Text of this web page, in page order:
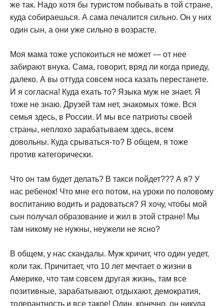
же так. Надо хотя бы туристом побывать в той стране,
куда собираешься. А сама печалится сильно. Он у них
один сын, а они уже сильно в возрасте.
Моя мама тоже успокоиться не может — от нее
забирают внука. Сама, говорит, вряд ли когда приеду,
далеко. А вы оттуда совсем носа казать перестанете.
И я согласна! Куда ехать то? Языка муж не знает. Я
тоже не знаю. Друзей там нет, знакомых тоже. Вся
семья здесь, в России. И мы все патриоты своей
страны, неплохо зарабатываем здесь, всем
довольны. Куда срываться-то? В общем, я тоже
против категорически.
Что он там будет делать? В такси пойдет??? А я? У
нас ребенок! Что мне его потом, на уроки по половому
воспитанию водить и радоваться? Я хочу, чтобы мой
сын получал образование и жил в этой стране! Мы
там никому не нужны, неужели не ясно?
В общем, у нас скандалы. Муж кричит, что один уедет,
коли так. Причитает, что 10 лет мечтает о жизни в
Америке, что там совсем другая жизнь, там все
позитивные, зарабатывают, отдыхают, демократия,
толерантность и все такое! Один, конечно, он никуда